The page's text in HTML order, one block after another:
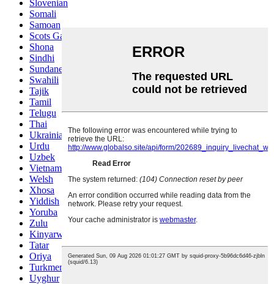
Slovenian
Somali
Samoan
Scots Gaelic
Shona
Sindhi
Sundanese
Swahili
Tajik
Tamil
Telugu
Thai
Ukrainian
Urdu
Uzbek
Vietnamese
Welsh
Xhosa
Yiddish
Yoruba
Zulu
Kinyarwanda
Tatar
Oriya
Turkmen
Uyghur